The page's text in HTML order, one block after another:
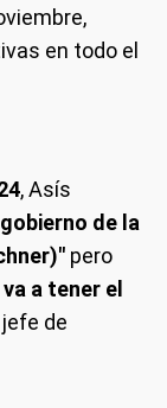
en todo el
, Asís
de la
pero
a tener el
de